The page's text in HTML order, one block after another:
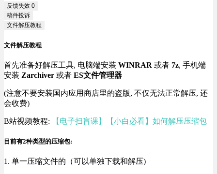
反馈失效 0
稿件投诉
文件解压教程
文件解压教程
首先准备好解压工具, 电脑端安装 WINRAR 或者 7z, 手机端
安装 Zarchiver 或者 ES文件管理器
(注意不要安装国内应用商店里的盗版, 不仅无法正常解压, 还
会收费)
B站视频教程: 【电子扫盲课】【小白必看】如何解压压缩包
目前有2种类型的压缩包:
1. 单一压缩文件的（可以单独下载和解压)